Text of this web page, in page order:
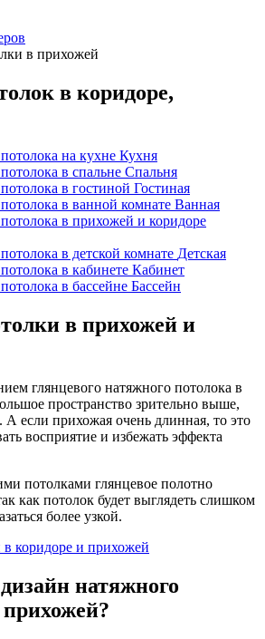
в прихожей
в коридоре,
Кухня
Спальня
Гостиная
Ванная
Детская
Кабинет
Бассейн
в прихожей и
глянцевого натяжного потолока в
пространство зрительно выше,
А если прихожая очень длинная, то это
восприятие и избежать эффекта
потолками глянцевое полотно
как потолок будет выглядеть слишком
более узкой.
натяжного